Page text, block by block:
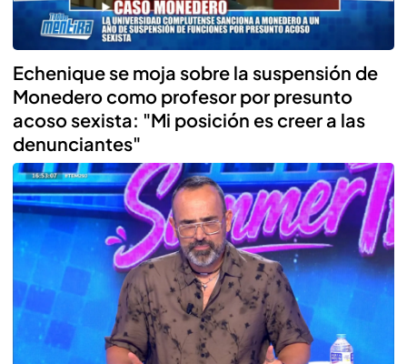
Echenique se moja sobre la suspensión de
Monedero como profesor por presunto
acoso sexista: "Mi posición es creer a las
denunciantes"